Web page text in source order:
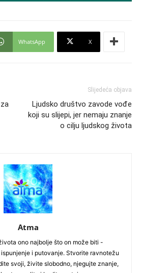
WhatsApp X
Slijedeća objava
Ljudsko društvo zavode vođe
koji su slijepi, jer nemaju znanje
o cilju ljudskog života
Atma
ono najbolje što on može biti -
i putovanje. Stvorite ravnotežu
svoji, živite slobodno, njegujte znanje,